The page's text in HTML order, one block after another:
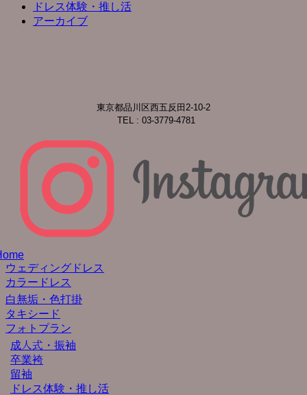
ドレス体験・推し活
アーカイブ
東京都品川区西五反田2-10-2
TEL : 03-3779-4781
ウェディングドレス
カラードレス
白無垢・色打掛
タキシード
フォトプラン
成人式・振袖
卒業袴
留袖
ドレス体験・推し活